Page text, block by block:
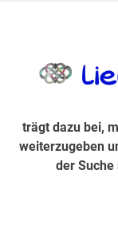
trägt dazu bei,
weiterzugeben
der Suche